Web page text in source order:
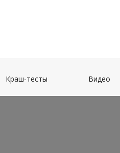
Краш-тесты Видео